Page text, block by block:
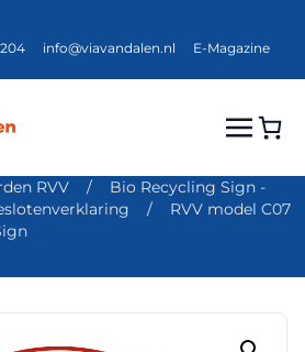
info@viavandalen.nl E-Magazine
RVV /
Bio Recycling Sign -
/
RVV model C07